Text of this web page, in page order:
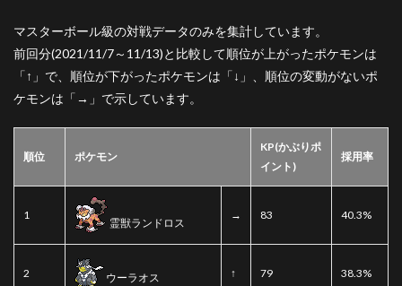
マスターボール級の対戦データのみを集計しています。
前回分(2021/11/7～11/13)と比較して順位が上がったポケモンは
「↑ 」で、順位が下がったポケモンは「↓ 」、順位の変動がないポ
ケモンは「→」で示しています。
順位 ポケモン
KP(かぶりポ
イント)
採用率
1
霊獣ランドロス
→ 83 40.3%
2 ウーラオス ↑ 79 38.3%